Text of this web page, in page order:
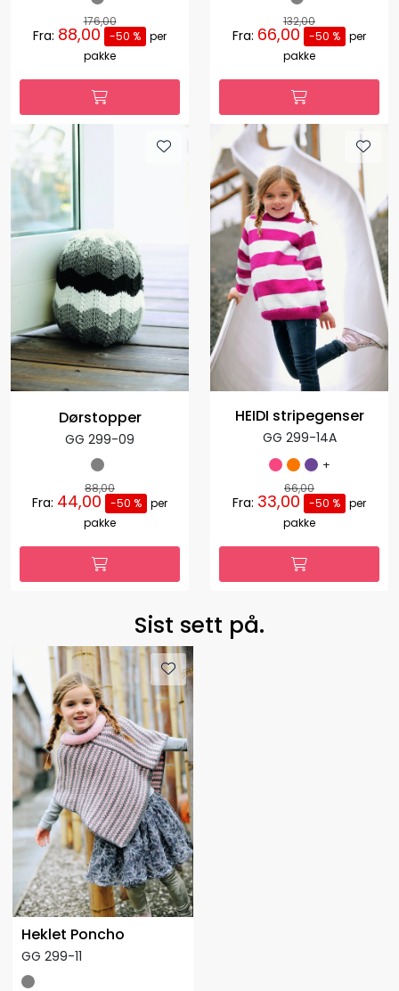
176,00
Fra: 88,00 -50 % per
pakke
132,00
Fra: 66,00 -50 % per
pakke
Dørstopper
GG 299-09
88,00
Fra: 44,00 -50 % per
pakke
HEIDI stripegenser
GG 299-14A
+
66,00
Fra: 33,00 -50 % per
pakke
Sist sett på.
Heklet Poncho
GG 299-11